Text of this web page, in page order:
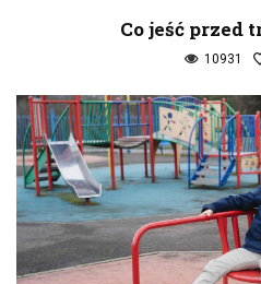
Co jeść przed
10931